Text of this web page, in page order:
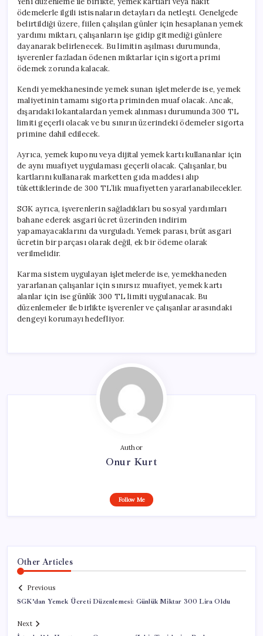
ödemelerle ilgili istisnaların detayları da netleşti. Genelgede
belirtildiği üzere, fiilen çalışılan günler için hesaplanan yemek
yardımı miktarı, çalışanların işe gidip gitmediği günlere
dayanarak belirlenecek. Bu limitin aşılması durumunda,
işverenler fazladan ödenen miktarlar için sigorta primi
ödemek zorunda kalacak.
Kendi yemekhanesinde yemek sunan işletmelerde ise, yemek
maliyetinin tamamı sigorta priminden muaf olacak. Ancak,
dışarıdaki lokantalardan yemek alınması durumunda 300 TL
limiti geçerli olacak ve bu sınırın üzerindeki ödemeler sigorta
primine dahil edilecek.
Ayrıca, yemek kuponu veya dijital yemek kartı kullananlar için
de aynı muafiyet uygulaması geçerli olacak. Çalışanlar, bu
kartlarını kullanarak marketten gıda maddesi alıp
tükettiklerinde de 300 TL’lik muafiyetten yararlanabilecekler.
SGK ayrıca, işverenlerin sağladıkları bu sosyal yardımları
bahane ederek asgari ücret üzerinden indirim
yapamayacaklarını da vurguladı. Yemek parası, brüt asgari
ücretin bir parçası olarak değil, ek bir ödeme olarak
verilmelidir.
Karma sistem uygulayan işletmelerde ise, yemekhaneden
yararlanan çalışanlar için sınırsız muafiyet, yemek kartı
alanlar için ise günlük 300 TL limiti uygulanacak. Bu
düzenlemeler ile birlikte işverenler ve çalışanlar arasındaki
dengeyi korumayı hedefliyor.
Author
Onur Kurt
Follow Me
Other Articles
Previous
SGK’dan Yemek Ücreti Düzenlemesi: Günlük Miktar 300 Lira Oldu
Next